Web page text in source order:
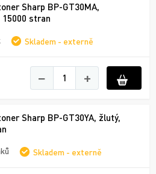
Sharp BP-GT30MA,
15000 stran
Skladem - externě
− +
Sharp BP-GT30YA, žlutý,
Skladem - externě